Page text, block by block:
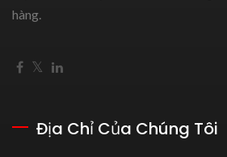
hàng.
Địa Chỉ Của Chúng Tôi